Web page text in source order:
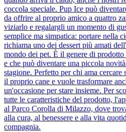
coccola speciale. Pup Ice può
da offrire al proprio amico a quattro
viziarlo e regalargli un momento di
semplice ma simpatica: portare nella
richiama uno dei dessert più amati
mondo dei pet. È il genere di
e che può diventare una piccola
stagione. Perfetto per chi ama
il proprio cane e vuole trasformare
un'occasione per stare insieme. Per
tutte le caratteristiche del prodotto,
al Parco Corolla di Milazzo, dove
alla cura, al benessere e alla vita
compagnia.